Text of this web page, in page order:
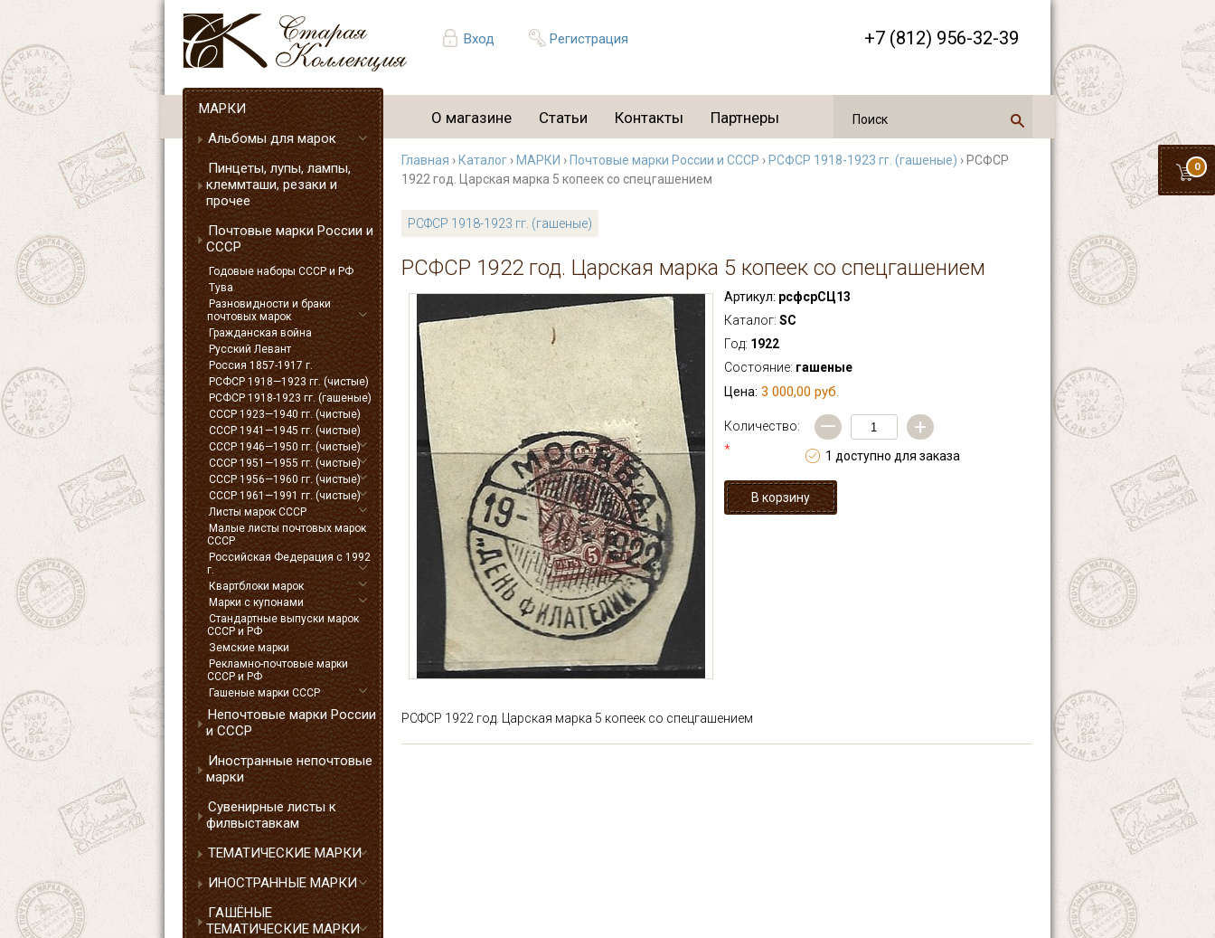
Вход Регистрация +7 (812) 956-32-39
0
О магазине Статьи Контакты Партнеры
МАРКИ
Альбомы для марок
Пинцеты, лупы, лампы,
клеммташи, резаки и
прочее
Почтовые марки России и
СССР
Годовые наборы СССР и РФ
Тува
Разновидности и браки
почтовых марок
Гражданская война
Русский Левант
Россия 1857-1917 г.
РСФСР 1918—1923 гг. (чистые)
РСФСР 1918-1923 гг. (гашеные)
СССР 1923—1940 гг. (чистые)
СССР 1941—1945 гг. (чистые)
СССР 1946—1950 гг. (чистые)
СССР 1951—1955 гг. (чистые)
СССР 1956—1960 гг. (чистые)
СССР 1961—1991 гг. (чистые)
Листы марок СССР
Малые листы почтовых марок
СССР
Российская Федерация с 1992
г.
Квартблоки марок
Марки с купонами
Стандартные выпуски марок
СССР и РФ
Земские марки
Рекламно-почтовые марки
СССР и РФ
Гашеные марки СССР
Непочтовые марки России
и СССР
Иностранные непочтовые
марки
Сувенирные листы к
филвыставкам
ТЕМАТИЧЕСКИЕ МАРКИ
ИНОСТРАННЫЕ МАРКИ
ГАШЁНЫЕ
ТЕМАТИЧЕСКИЕ МАРКИ
Главная › Каталог › МАРКИ › Почтовые марки России и СССР › РСФСР 1918-1923 гг. (гашеные) › РСФСР
1922 год. Царская марка 5 копеек со спецгашением
РСФСР 1918-1923 гг. (гашеные)
РСФСР 1922 год. Царская марка 5 копеек со спецгашением
Артикул: рсфсрСЦ13
Каталог: SC
Год: 1922
Состояние: гашеные
Цена: 3 000,00 руб.
Количество:
*
— +
1 доступно для заказа
РСФСР 1922 год. Царская марка 5 копеек со спецгашением